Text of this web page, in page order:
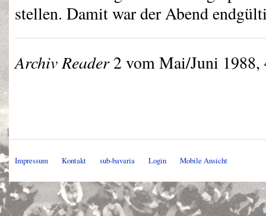
stellen. Damit war der Abend
Archiv Reader2 vom Mai/Juni 1988,
Impressum Kontakt sub-bavaria Login Mobile Ansicht